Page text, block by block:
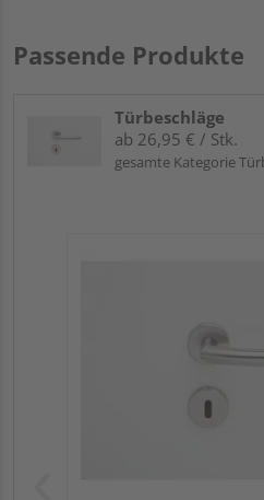
Passende Produkte
Türbeschläge
ab 26,95 € / Stk.
gesamte Kategorie